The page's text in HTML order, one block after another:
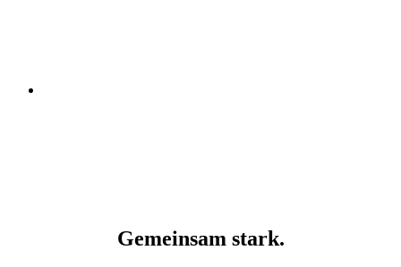
Gemeinsam stark.